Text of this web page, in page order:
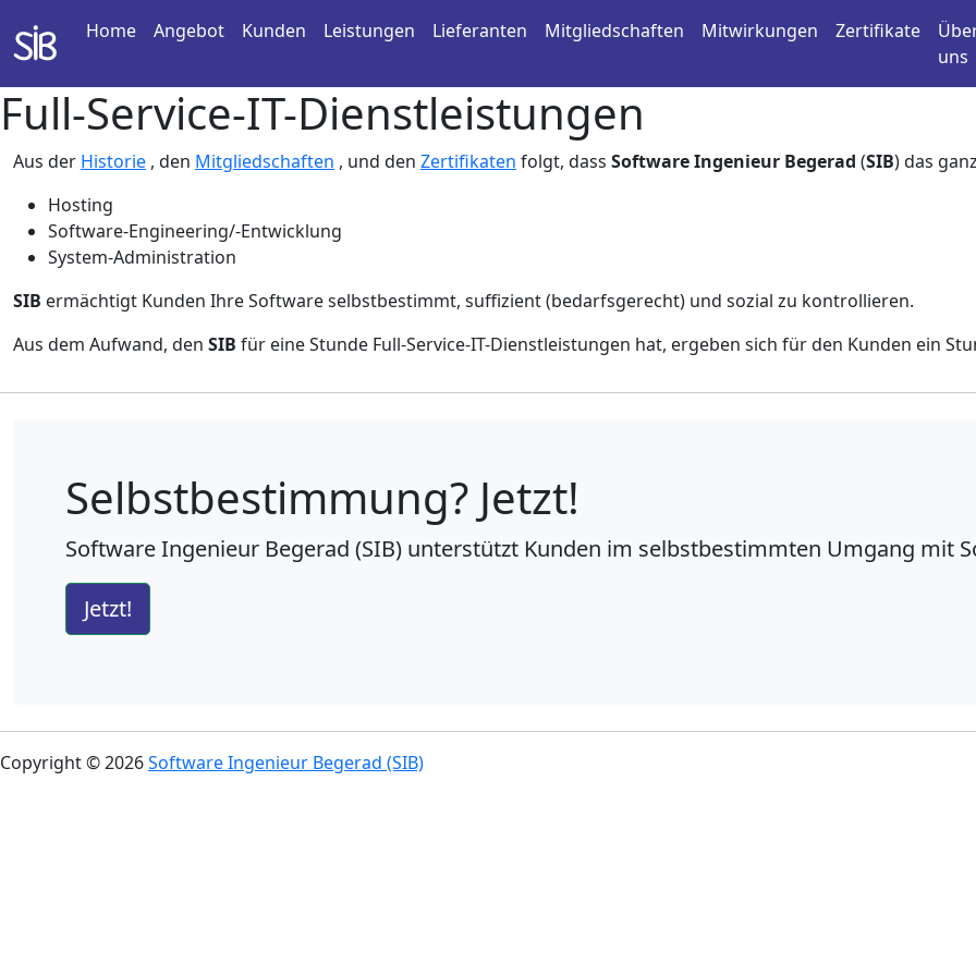
Home Angebot Kunden Leistungen Lieferanten Mitgliedschaften Mitwirkungen Zertifikate
uns
Full-Service-IT-Dienstleistungen
Aus der Historie , den Mitgliedschaften , und den Zertifikaten folgt, dass Software Ingenieur Begerad (SIB) das
Hosting
Software-Engineering/-Entwicklung
System-Administration
SIB ermächtigt Kunden Ihre Software selbstbestimmt, suffizient (bedarfsgerecht) und sozial zu kontrollieren.
Aus dem Aufwand, den SIB für eine Stunde Full-Service-IT-Dienstleistungen hat, ergeben sich für den Kunden ein
Selbstbestimmung? Jetzt!
Software Ingenieur Begerad (SIB) unterstützt Kunden im selbstbestimmten Umgang mit
Jetzt!
Copyright © 2026Software Ingenieur Begerad (SIB)